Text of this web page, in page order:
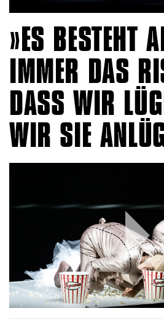
ES BESTEHT
IMMER DAS
DASS WIR
WIR SIE